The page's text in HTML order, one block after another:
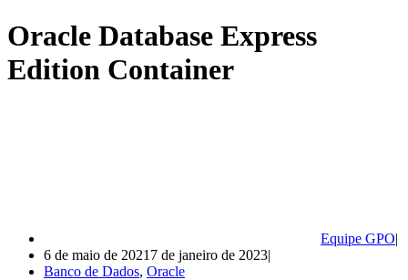
Oracle Database Express
Edition Container
Equipe GPO
6 de maio de 2021 7 de janeiro de 2023
Banco de Dados, Oracle